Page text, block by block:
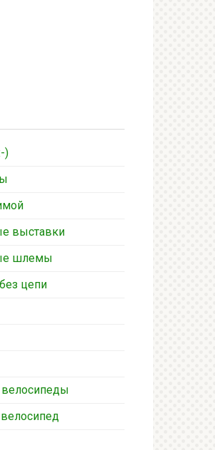
)
выставки
шлемы
цепи